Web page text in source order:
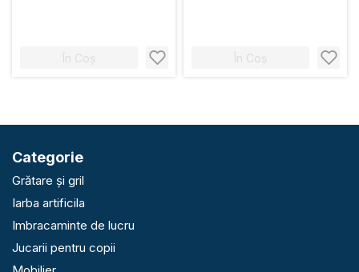
În Coș În Coș
Categorie
Grătare și gril
Iarba artificila
Imbracaminte de lucru
Jucarii pentru copii